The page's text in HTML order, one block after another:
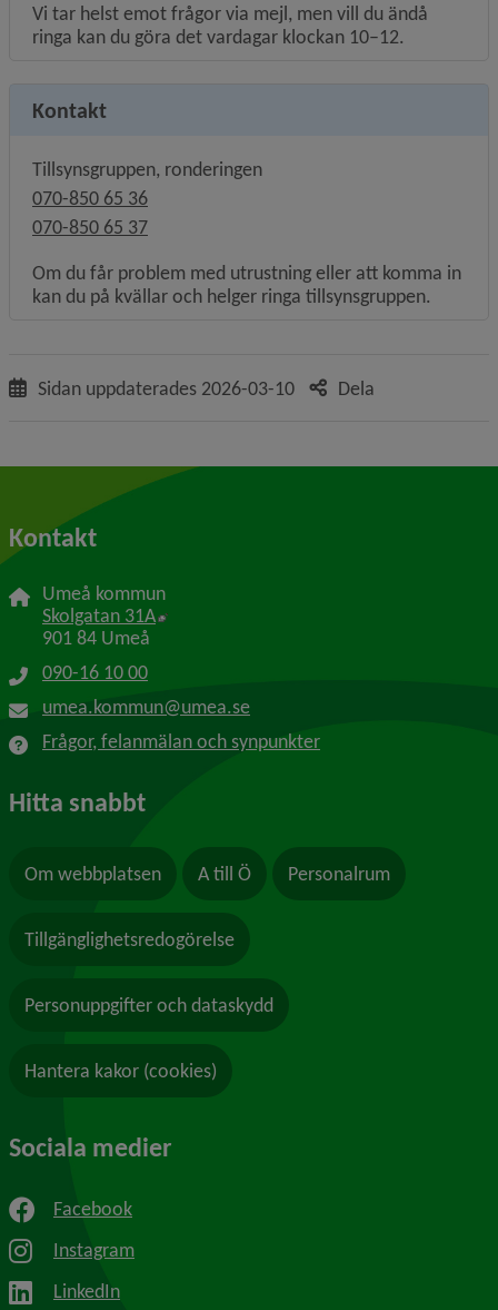
Vi tar helst emot frågor via mejl, men vill du ändå
ringa kan du göra det vardagar klockan 10–12.
Kontakt
Tillsynsgruppen, ronderingen
070-850 65 36
070-850 65 37
Om du får problem med utrustning eller att komma in
kan du på kvällar och helger ringa tillsynsgruppen.
Sidan uppdaterades 2026-03-10 Dela
Kontakt
Umeå kommun
Skolgatan 31A Länk till annan webbplats, öppnas i nytt
901 84 Umeå
090-16 10 00
umea.kommun@umea.se
Frågor, felanmälan och synpunkter
Hitta snabbt
Om webbplatsen A till Ö Personalrum
Tillgänglighetsredogörelse
Personuppgifter och dataskydd
Hantera kakor (cookies)
Sociala medier
Facebook
Instagram
LinkedIn